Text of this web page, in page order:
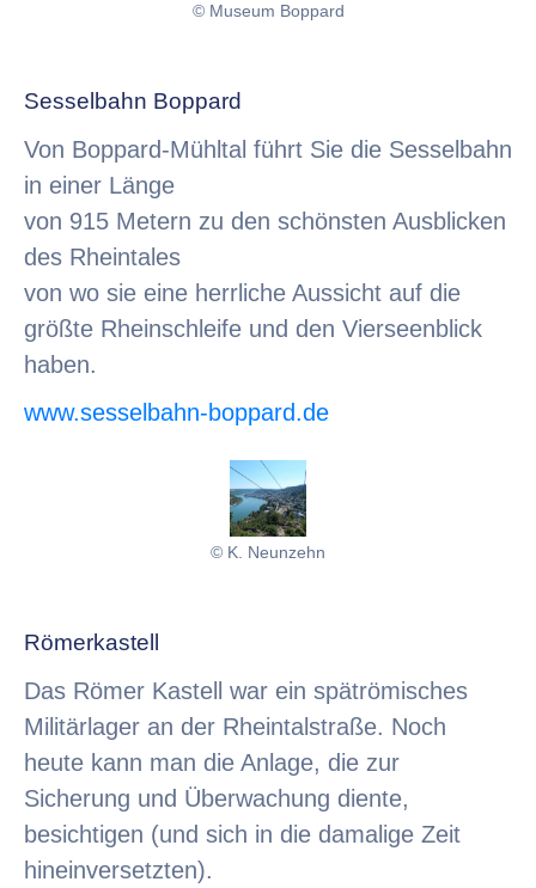
© Museum Boppard
Sesselbahn Boppard
Von Boppard-Mühltal führt Sie die Sesselbahn
in einer Länge
von 915 Metern zu den schönsten Ausblicken
des Rheintales
von wo sie eine herrliche Aussicht auf die
größte Rheinschleife und den Vierseenblick
haben.
www.sesselbahn-boppard.de
© K. Neunzehn
Römerkastell
Das Römer Kastell war ein spätrömisches
Militärlager an der Rheintalstraße. Noch
heute kann man die Anlage, die zur
Sicherung und Überwachung diente,
besichtigen (und sich in die damalige Zeit
hineinversetzten).